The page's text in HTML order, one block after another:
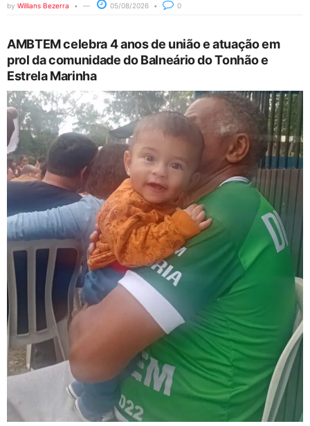
by Willians Bezerra 05/08/2026 0
AMBTEM celebra 4 anos de união e atuação em
prol da comunidade do Balneário do Tonhão e
Estrela Marinha